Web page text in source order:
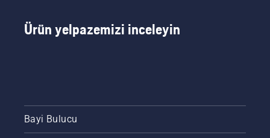
Ürün yelpazemizi inceleyin
Bayi Bulucu